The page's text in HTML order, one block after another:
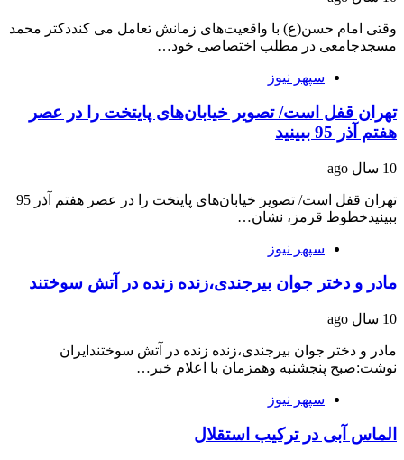
وقتی امام حسن(ع) با واقعیت‌های زمانش تعامل می کنددکتر محمد
مسجدجامعی در مطلب اختصاصی خود…
سپهر نیوز
تهران قفل است/ تصویر خیابان‌های پایتخت را در عصر
هفتم آذر 95 ببینید
10 سال ago
تهران قفل است/ تصویر خیابان‌های پایتخت را در عصر هفتم آذر 95
ببینیدخطوط قرمز، نشان…
سپهر نیوز
مادر و دختر جوان بیرجندی،زنده زنده در آتش سوختند
10 سال ago
مادر و دختر جوان بیرجندی،زنده زنده در آتش سوختندایران
نوشت:صبح پنجشنبه وهمزمان با اعلام خبر…
سپهر نیوز
الماس آبی در ترکیب استقلال